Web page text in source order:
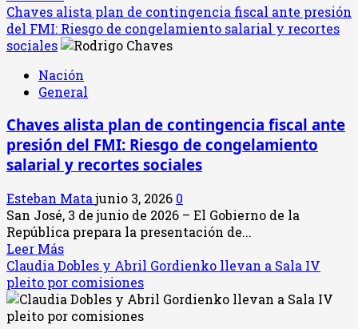
básica
propuestos
en
fiscal
más
acerca
de
define
cuánto
recibirá
cada
partido
por
la
deuda
política
tras
elecciones
de
2026
Chaves alista plan de contingencia fiscal ante presión
del FMI: Riesgo de congelamiento salarial y recortes
sociales
Nación
General
Chaves alista plan de contingencia fiscal ante
presión del FMI: Riesgo de congelamiento
salarial y recortes sociales
Esteban Matajunio 3, 2026 0
San José, 3 de junio de 2026 – El Gobierno de la
República prepara la presentación de...
Leer MásLeer
más
acerca
de
Chaves
Claudia Dobles y Abril Gordienko llevan a Sala IV
pleito por comisiones